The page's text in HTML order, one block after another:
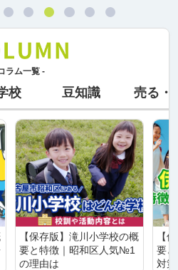
ラム一覧 -
校 豆知識 売る・
【保存版】滝川小学校の概
要と特徴｜昭和区人気№1
の理由は
【
要
対